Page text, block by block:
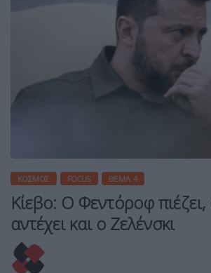
ΚΌΣΜΟΣ FOCUS ΘΈΜΑ 4
Κίεβο: Ο Φεντόροφ
αντέχει και ο Ζελένσκι